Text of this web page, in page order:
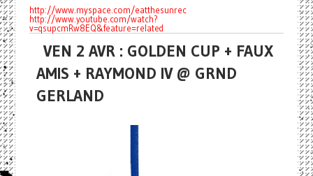
http://www.myspace.com/eatthesunrec
http://www.youtube.com/watch?
v=qsupcmRw8EQ&feature=related
VEN 2 AVR : GOLDEN CUP + FAUX
AMIS + RAYMOND IV @ GRND
GERLAND